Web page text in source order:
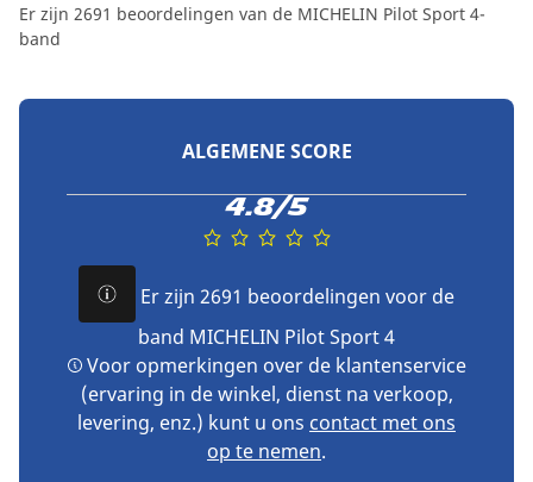
Er zijn 2691 beoordelingen van de MICHELIN Pilot Sport 4-
band
ALGEMENE SCORE
4.8/5
Er zijn 2691 beoordelingen voor de
band MICHELIN Pilot Sport 4
Voor opmerkingen over de klantenservice
(ervaring in de winkel, dienst na verkoop,
levering, enz.) kunt u ons contact met ons
op te nemen.